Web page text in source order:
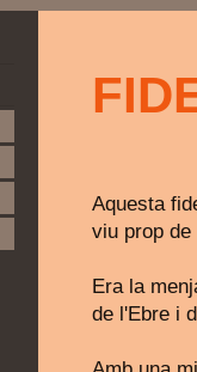
Aquesta
viu prop
Era la
de l'Ebre i